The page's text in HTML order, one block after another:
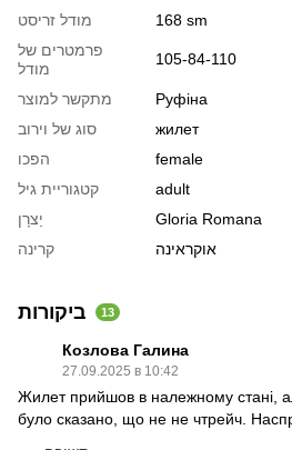
מודל זריסט
168 sm
פרמטרים של
מודל
105-84-110
מתקשר למוצר
Руфіна
סוג של וירוב
жилет
הפכו
female
קטגוריית גיל
adult
יַצרָן
Gloria Romana
קרינה
אוקראינה
ביקורות 13
Козлова Галина
27.09.2025 в 10:42
Жилет прийшов в належному стані,
було сказано, що не не чтрейч.